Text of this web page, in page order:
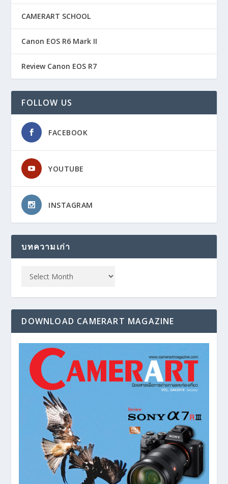
CAMERART SCHOOL
Canon EOS R6 Mark II
Review Canon EOS R7
FOLLOW US
FACEBOOK
YOUTUBE
INSTAGRAM
บทความเก่า
DOWNLOAD CAMERART MAGAZINE